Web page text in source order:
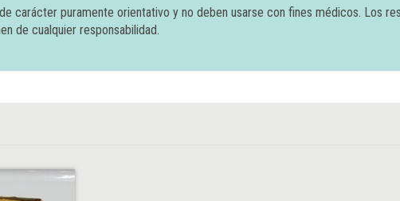
carácter puramente orientativo y no deben usarse con fines médicos. Los
de cualquier responsabilidad.